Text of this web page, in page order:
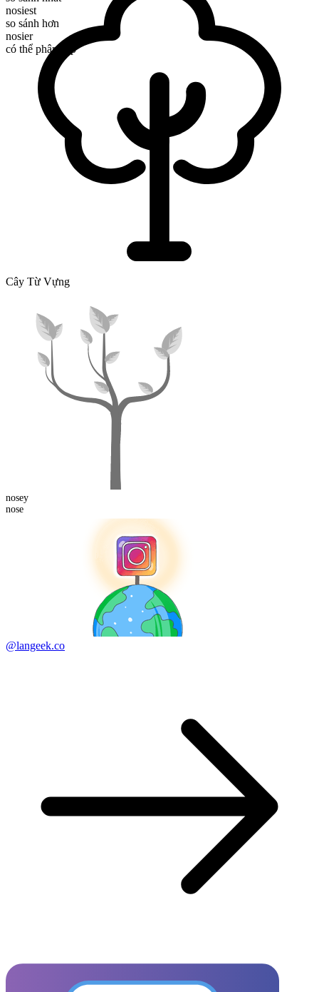
nosiest
so sánh hơn
nosier
có thể phân cấp
Cây Từ Vựng
nosey
nose
@langeek.co